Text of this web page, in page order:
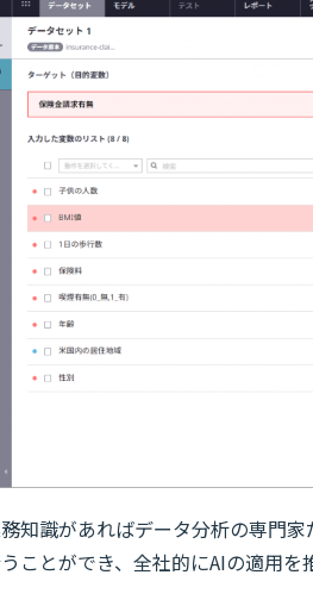
知識があればデータ分析の専門
ことができ、全社的にAIの適用を